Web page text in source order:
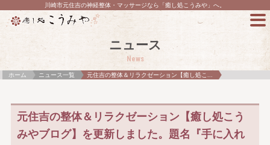
川崎市元住吉の神経整体・マッサージなら「癒し処こうみや」へ。
ニュース
News
ホーム ニュース一覧 元住吉の整体＆リラクゼーション【癒し処こ...
元住吉の整体＆リラクゼーション【癒し処こう
みやブログ】を更新しました。題名『手に入れ